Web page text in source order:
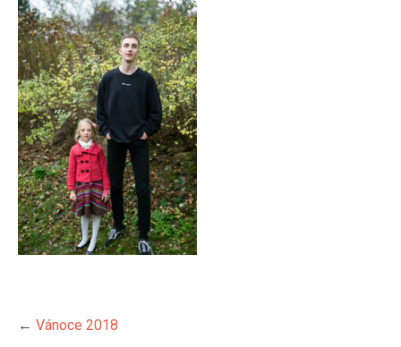
← Vánoce 2018